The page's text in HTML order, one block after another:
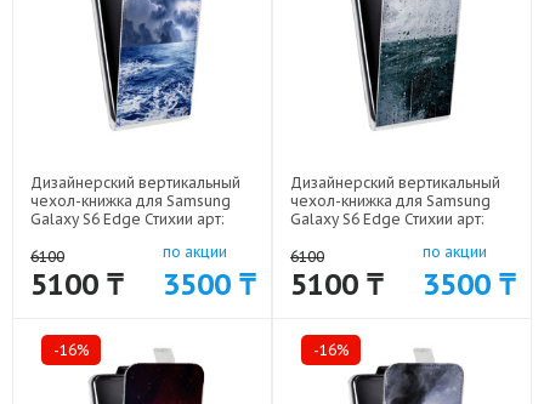
Дизайнерский вертикальный
чехол-книжка для Samsung
Galaxy S6 Edge Стихии арт:
6100
5100 ₸
по акции
3500 ₸
Дизайнерский вертикальный
чехол-книжка для Samsung
Galaxy S6 Edge Стихии арт:
6100
5100 ₸
по акции
3500 ₸
-16% -16%